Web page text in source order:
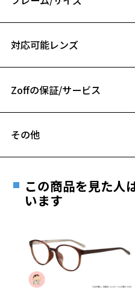
お気に入り
お気に入り
【デザイン】
極太フレームにエッジの効いたカ
主張あるフレームだからこそ、濃
ZF231019-14E1：マルチに使える
ブルー。
シンプルなスタイリングにもしっ
鮮やかなカラーのジャケットや、
リングにもしっくり馴染み、存在
バロック様式の象徴である唐草
ジナルメガネ拭き付き。
【VOLQUE】
B ブリッジ(鼻部分)の横幅：
お持ちのZoffメガネサ
対応可能レンズ
フレームとレンズの
Zoffの保証/サービス
安心1 フレーム１年
きます。
※保証期間内に交換が行われ
延長されません。
その他
ご希望のお客さまは、「レン
最寄りのZoff実店舗にてレン
※サングラスやパッケージ品
談ください。
＜メガネの度数情報がわからな
この商品を見た人
います